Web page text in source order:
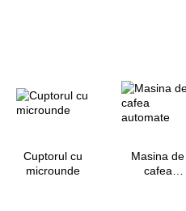
Cuptorul cu
microunde
Masina de
cafea